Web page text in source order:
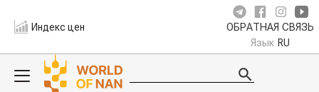
Индекс цен ОБРАТНАЯ СВЯЗЬ
Язык RU